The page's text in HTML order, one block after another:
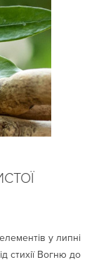
у липні
стихії Вогню до